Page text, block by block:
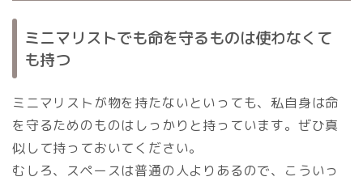
ミニマリストでも命を守るものは使わなくて
も持つ
ミニマリストが物を持たないといっても、私自身は命
を守るためのものはしっかりと持っています。ぜひ真
似して持っておいてください。
むしろ、スペースは普通の人よりあるので、こういっ